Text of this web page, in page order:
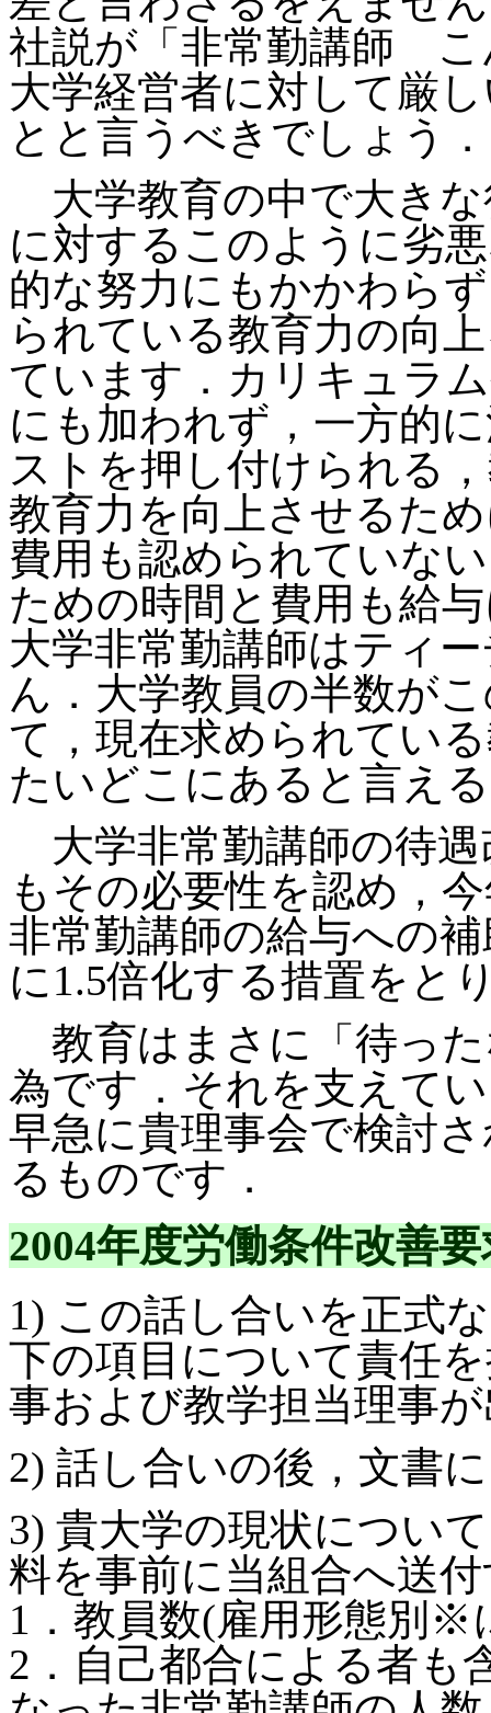
社説が「非常勤講師 こ
大学経営者に対して厳
とと言うべきでしょう．
大学教育の中で大き
に対するこのように劣
的な努力にもかかわら
られている教育力の向
ています．カリキュラ
にも加われず，一方的
ストを押し付けられる
教育力を向上させるた
費用も認められていな
ための時間と費用も給
大学非常勤講師はティ
ん．大学教員の半数が
て，現在求められてい
たいどこにあると言え
大学非常勤講師の待遇
もその必要性を認め，
非常勤講師の給与への
に1.5倍化する措置をと
教育はまさに「待っ
為です．それを支えて
早急に貴理事会で検討
るものです．
2004年度労働条件改善
1) この話し合いを正式
下の項目について責任
事および教学担当理事
2) 話し合いの後，文書
3) 貴大学の現状につい
料を事前に当組合へ送
1．教員数(雇用形態別※
2．自己都合による者も